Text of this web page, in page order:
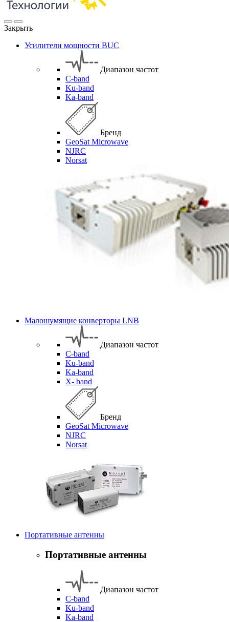
Закрыть
Усилители мощности BUC
Диапазон частот
C-band
Ku-band
Ka-band
Бренд
GeoSat Microwave
NJRC
Norsat
Малошумящие конверторы LNB
Диапазон частот
C-band
Ku-band
Ka-band
X- band
Бренд
GeoSat Microwave
NJRC
Norsat
Портативные антенны
Портативные антенны
Диапазон частот
C-band
Ku-band
Ka-band